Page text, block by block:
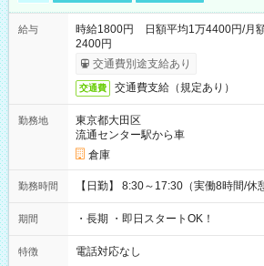
給与
時給1800円 日額平均1万4400円/月
2400円
交通費別途支給あり
交通費 交通費支給（規定あり）
勤務地
東京都大田区
流通センター駅から車
倉庫
勤務時間 【日勤】 8:30～17:30（実働8時間/休
期間 ・長期 ・即日スタートOK！
特徴 電話対応なし